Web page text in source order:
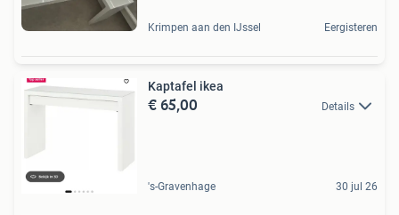
Krimpen aan den IJssel Eergisteren
Kaptafel ikea
€ 65,00 Details
's-Gravenhage 30 jul 26